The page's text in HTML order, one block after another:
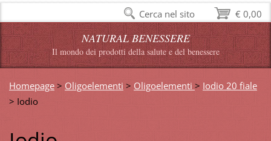
NATURAL BENESSERE
Il mondo dei prodotti della salute e del benessere
Homepage > Oligoelementi > Oligoelementi > Iodio 20 fiale
> Iodio
€ 0,00
Cerca nel sito